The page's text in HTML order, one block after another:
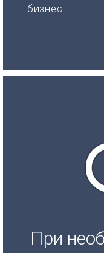
бизнес!
При